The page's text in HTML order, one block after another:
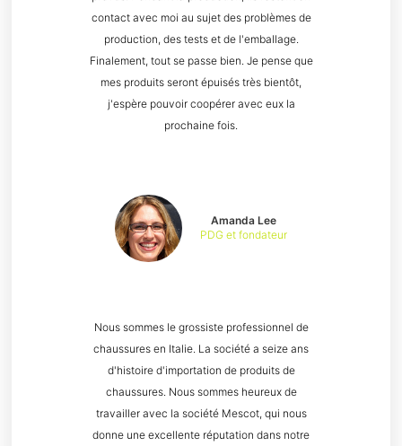
Nous sommes le grossiste professionnel de
chaussures en Italie. La société a seize ans
d'histoire d'importation de produits de
chaussures. Nous sommes heureux de
travailler avec la société Mescot, qui nous
donne une excellente réputation dans notre
Amanda Lee
PDG et fondateur
contact avec moi au sujet des problèmes de
production, des tests et de l'emballage.
Finalement, tout se passe bien. Je pense que
mes produits seront épuisés très bientôt,
j'espère pouvoir coopérer avec eux la
prochaine fois.